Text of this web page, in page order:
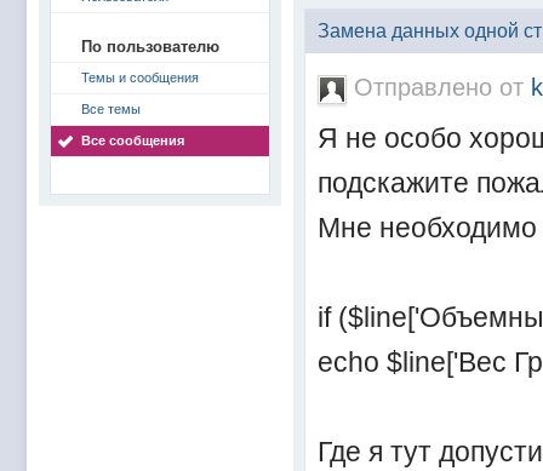
По пользователю
Темы и сообщения
Все темы
Все сообщения
Замена данных одной
Отправлено от
Я не особо
подскажите
Мне необходимо
if
echo $line['Вес
Где я тут